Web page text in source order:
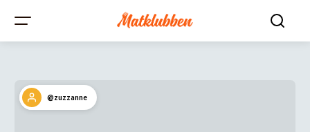
@zuzzanne